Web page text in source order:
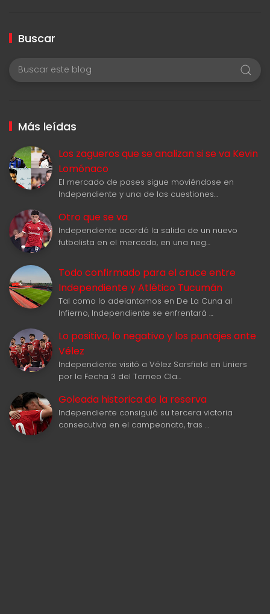
Buscar
Más leídas
Los zagueros que se analizan si se va Kevin
Lomónaco
El mercado de pases sigue moviéndose en
Independiente y una de las cuestiones…
Otro que se va
Independiente acordó la salida de un nuevo
futbolista en el mercado, en una neg…
Todo confirmado para el cruce entre
Independiente y Atlético Tucumán
Tal como lo adelantamos en De La Cuna al
Infierno, Independiente se enfrentará …
Lo positivo, lo negativo y los puntajes ante
Vélez
Independiente visitó a Vélez Sarsfield en Liniers
por la Fecha 3 del Torneo Cla…
Goleada historica de la reserva
Independiente consiguió su tercera victoria
consecutiva en el campeonato, tras …